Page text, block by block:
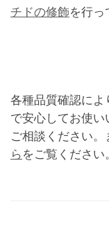
チドの修飾を行っ
各種品質確認に
で安心してお使
ご相談ください。
らをご覧ください。